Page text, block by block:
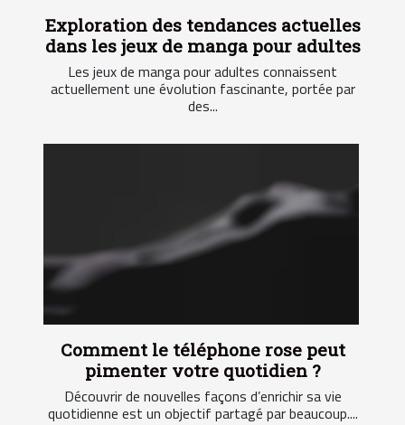
Exploration des tendances actuelles
dans les jeux de manga pour adultes
Les jeux de manga pour adultes connaissent
actuellement une évolution fascinante, portée par
des...
Comment le téléphone rose peut
pimenter votre quotidien ?
Découvrir de nouvelles façons d’enrichir sa vie
quotidienne est un objectif partagé par beaucoup....